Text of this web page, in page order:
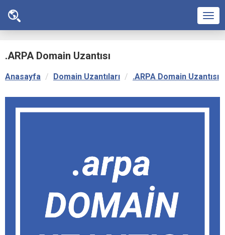
.ARPA Domain Uzantısı
Anasayfa Domain Uzantıları .ARPA Domain Uzantısı